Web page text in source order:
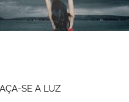
SE A LUZ